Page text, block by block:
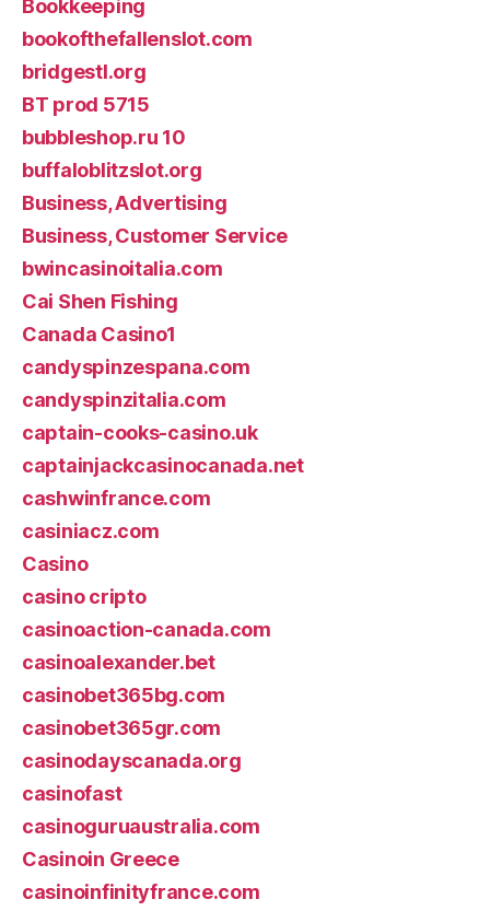
Bookkeeping
bookofthefallenslot.com
bridgestl.org
BT prod 5715
bubbleshop.ru 10
buffaloblitzslot.org
Business, Advertising
Business, Customer Service
bwincasinoitalia.com
Cai Shen Fishing
Canada Casino1
candyspinzespana.com
candyspinzitalia.com
captain-cooks-casino.uk
captainjackcasinocanada.net
cashwinfrance.com
casiniacz.com
Casino
casino cripto
casinoaction-canada.com
casinoalexander.bet
casinobet365bg.com
casinobet365gr.com
casinodayscanada.org
casinofast
casinoguruaustralia.com
Casinoin Greece
casinoinfinityfrance.com